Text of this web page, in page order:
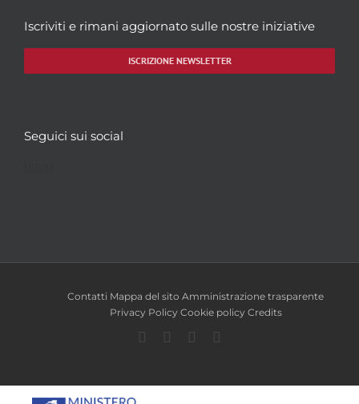
Iscriviti e rimani aggiornato sulle nostre iniziative
ISCRIZIONE NEWSLETTER
Seguici sui social
Contatti Mappa del sito Amministrazione trasparente
Privacy Policy Cookie policy Credits
Facebook
TwitterYouTube